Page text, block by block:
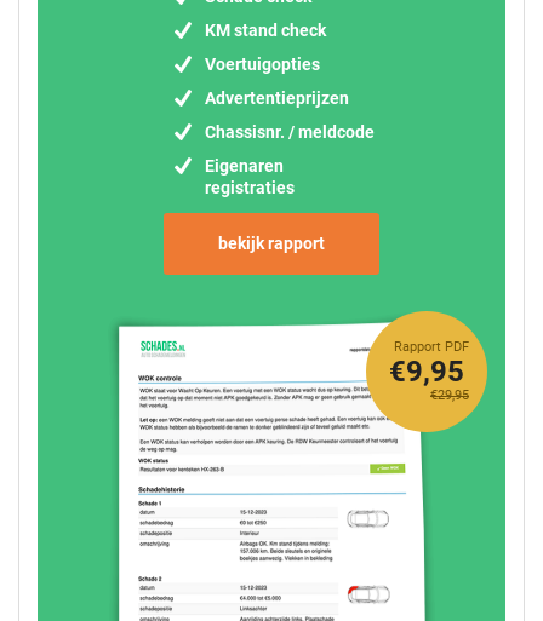
KM stand check
Voertuigopties
Advertentieprijzen
Chassisnr. / meldcode
Eigenaren
registraties
bekijk rapport
Rapport PDF
€29,95
€9,95